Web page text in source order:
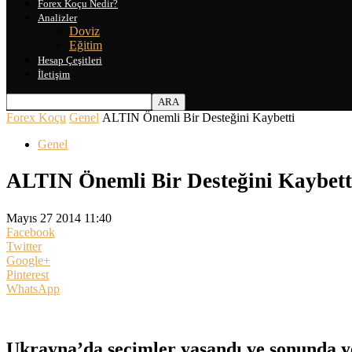
Forex Koçu Nedir?
Analizler
Doviz
Eğitim
Hesap Çeşitleri
İletişim
Forex Koçu Genel ALTIN Önemli Bir Desteğini Kaybetti
Genel
ALTIN Önemli Bir Desteğini
Mayıs 27 2014 11:40
Facebook
Twitter
Google+
Pinterest
WhatsApp